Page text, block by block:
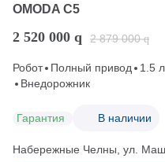
OMODA C5
2 520 000 q 2 879 000 q
Робот Полный привод 1.5
Внедорожник
Гарантия В наличии
Набережные Челны, ул.